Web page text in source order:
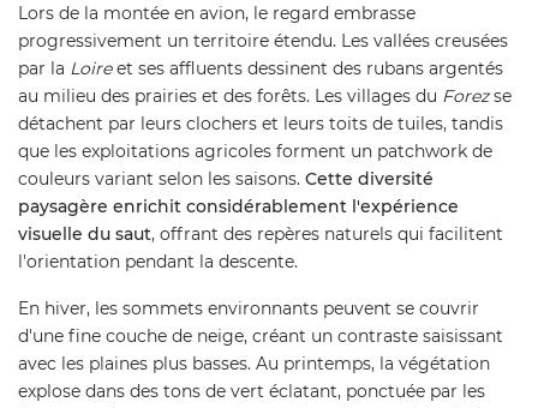
Lors de la montée en avion, le regard embrasse
progressivement un territoire étendu. Les vallées creusées
par la Loireet ses affluents dessinent des rubans argentés
au milieu des prairies et des forêts. Les villages du Forezse
détachent par leurs clochers et leurs toits de tuiles, tandis
que les exploitations agricoles forment un patchwork de
couleurs variant selon les saisons. Cette diversité
paysagère enrichit considérablement l'expérience
visuelle du saut, offrant des repères naturels qui facilitent
l'orientation pendant la descente.
En hiver, les sommets environnants peuvent se couvrir
d'une fine couche de neige, créant un contraste saisissant
avec les plaines plus basses. Au printemps, la végétation
explose dans des tons de vert éclatant, ponctuée par les